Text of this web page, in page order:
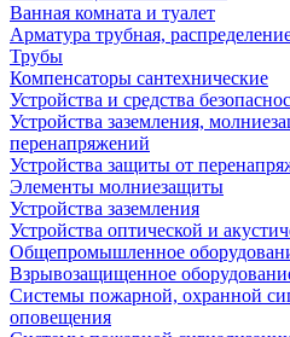
Ванная комната и туалет
Арматура трубная,
Трубы
Компенсаторы сантехнические
Устройства и средства
Устройства заземления,
перенапряжений
Устройства защиты от
Элементы молниезащиты
Устройства заземления
Устройства оптической и
Общепромышленное
Взрывозащищенное
Системы пожарной, охранной
оповещения